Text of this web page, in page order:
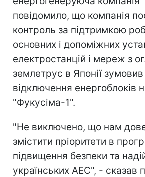
повідомило, що компанія
контроль за підтримкою
основних і допоміжних
електростанцій і мереж з
землетрус в Японії зумовив
відключення енергоблоків
"Фукусіма-1".
"Не виключено, що нам
змістити пріоритети в
підвищення безпеки та
українських АЕС", - сказав